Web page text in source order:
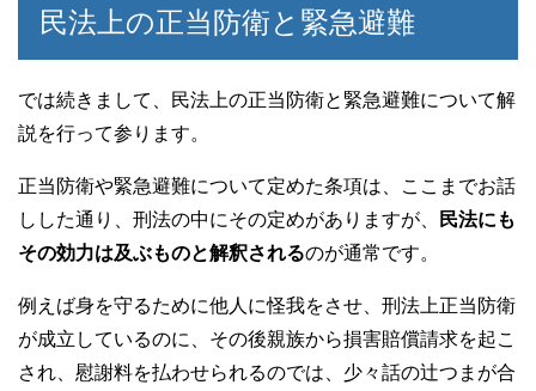
民法上の正当防衛と緊急避難
では続きまして、民法上の正当防衛と緊急避難について解
説を行って参ります。
正当防衛や緊急避難について定めた条項は、ここまでお話
しした通り、刑法の中にその定めがありますが、
民法にも
その効力は及ぶものと解釈されるのが通常です。
例えば身を守るために他人に怪我をさせ、刑法上正当防衛
が成立しているのに、その後親族から損害賠償請求を起こ
され、慰謝料を払わせられるのでは、少々話の辻つまが合